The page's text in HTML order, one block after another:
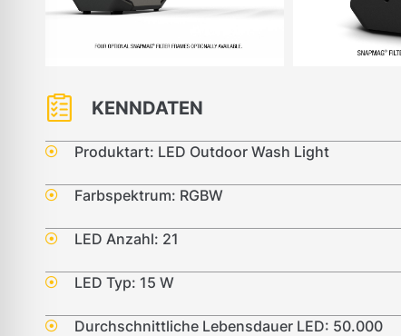
KENNDATEN
Produktart: LED Outdoor Wash Light
Farbspektrum: RGBW
LED Anzahl: 21
LED Typ: 15 W
Durchschnittliche Lebensdauer LED: 50.000